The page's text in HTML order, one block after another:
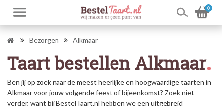
0
Bezorgen Alkmaar
Taart bestellen Alkmaar
Ben jij op zoek naar de meest heerlijke en hoogwaardige taarten in
Alkmaar voor jouw volgende feest of bijeenkomst? Zoek niet
verder, want bij BestelTaart.nl hebben we een uitgebreid